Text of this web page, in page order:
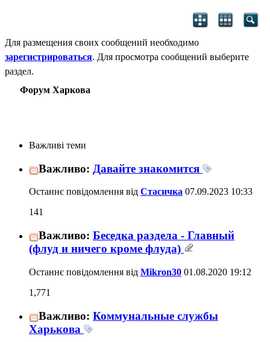
Для размещения своих сообщений необходимо
зарегистрироваться. Для просмотра сообщений выберите
раздел.
Форум Харкова
Важливі теми
Важливо: Давайте знакомится
Останнє повідомлення від Стасичка 07.09.2023 10:33
141
Важливо: Беседка раздела - Главный
(флуд и ничего кроме флуда)
Останнє повідомлення від Mikron30 01.08.2020 19:12
1,771
Важливо: Коммунальные службы
Харькова